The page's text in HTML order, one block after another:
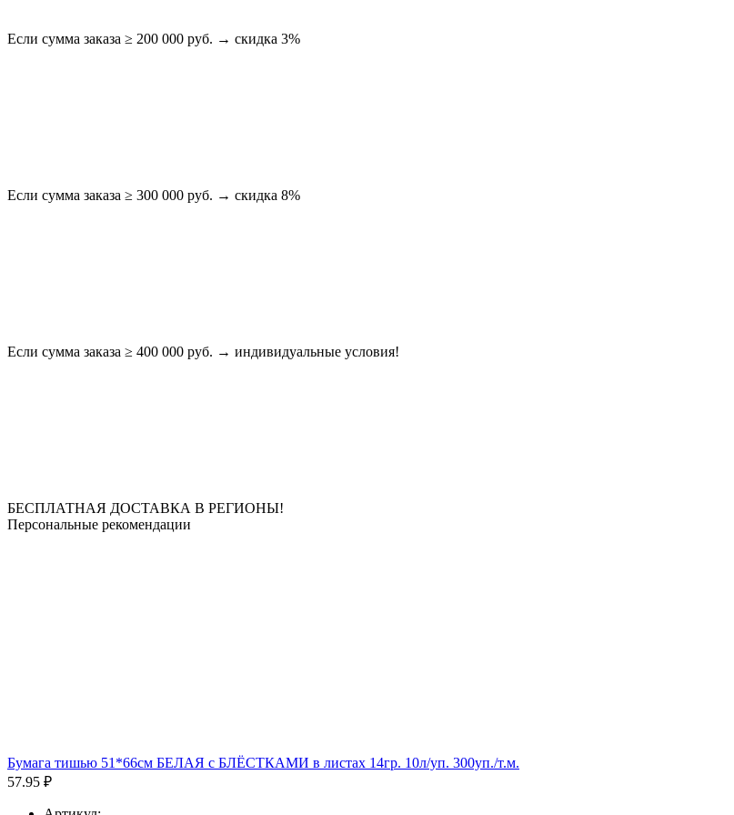
Если сумма заказа ≥ 200 000 руб. → скидка 3%
Если сумма заказа ≥ 300 000 руб. → скидка 8%
Если сумма заказа ≥ 400 000 руб. → индивидуальные условия!
БЕСПЛАТНАЯ ДОСТАВКА В РЕГИОНЫ!
Персональные рекомендации
Бумага тишью 51*66см БЕЛАЯ с БЛЁСТКАМИ в листах 14гр. 10л/уп. 300уп./т.м.
57.95 ₽